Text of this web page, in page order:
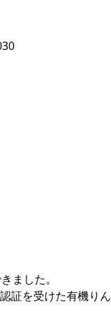
ました。
を受けた有機りん